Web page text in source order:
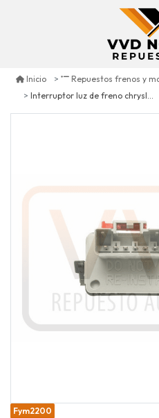
Inicio
Repuestos frenos y
Interruptor luz de freno chrysler neon 2001/2005
Fym2200